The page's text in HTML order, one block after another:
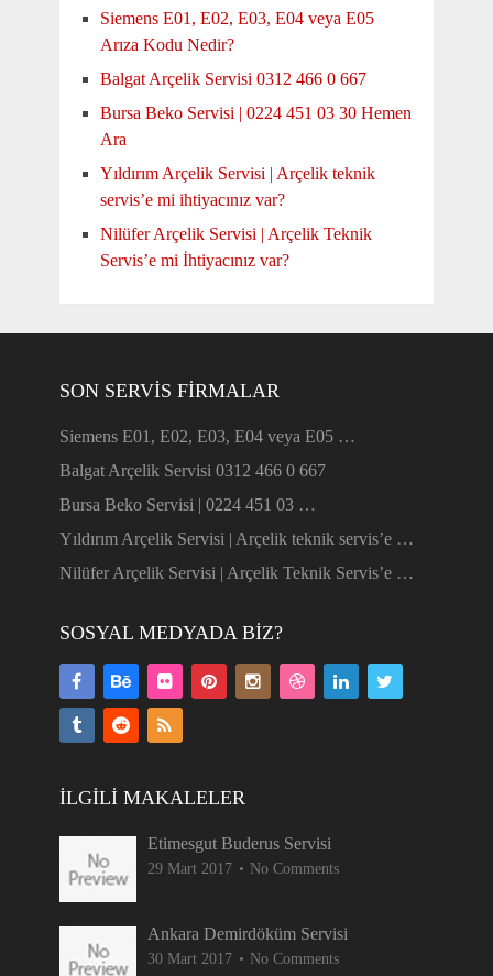
Siemens E01, E02, E03, E04 veya E05
Arıza Kodu Nedir?
Balgat Arçelik Servisi 0312 466 0 667
Bursa Beko Servisi | 0224 451 03 30 Hemen
Ara
Yıldırım Arçelik Servisi | Arçelik teknik
servis’e mi ihtiyacınız var?
Nilüfer Arçelik Servisi | Arçelik Teknik
Servis’e mi İhtiyacınız var?
SON SERVIS FIRMALAR
Siemens E01, E02, E03, E04 veya E05 …
Balgat Arçelik Servisi 0312 466 0 667
Bursa Beko Servisi | 0224 451 03 …
Yıldırım Arçelik Servisi | Arçelik teknik servis’e …
Nilüfer Arçelik Servisi | Arçelik Teknik Servis’e …
SOSYAL MEDYADA BIZ?
İLGILI MAKALELER
Etimesgut Buderus Servisi
29 Mart 2017 No Comments
Ankara Demirdöküm Servisi
30 Mart 2017 No Comments